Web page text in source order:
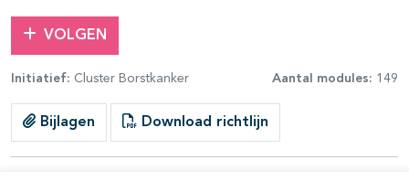
VOLGEN
Initiatief: Cluster Borstkanker Aantal modules: 149
Bijlagen Download richtlijn
open- en dichtklappen
open- en dichtklappen
open- en dichtklappen